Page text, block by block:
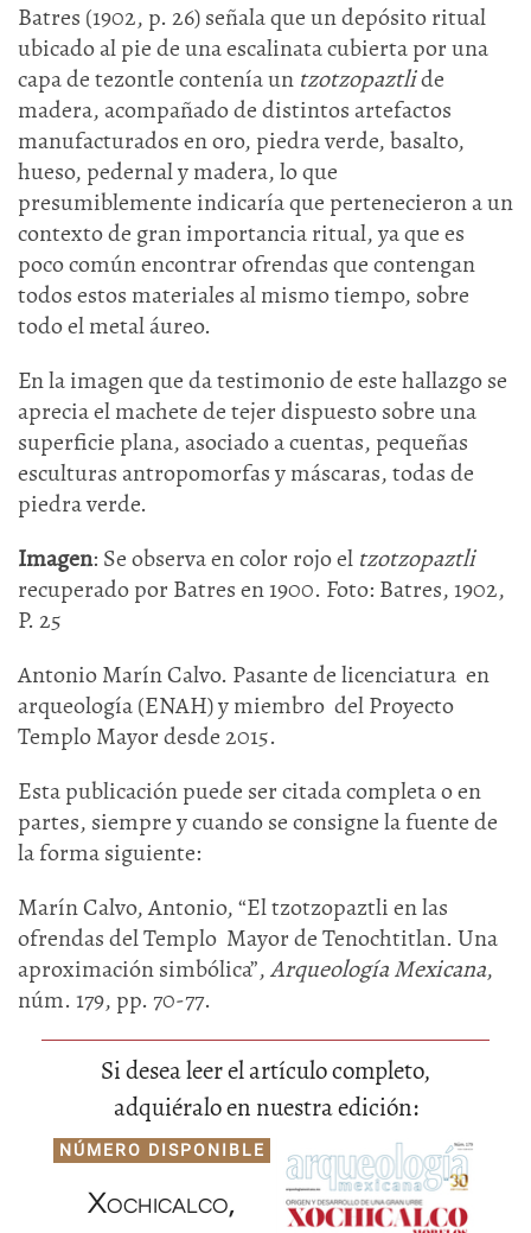
Batres (1902, p. 26) señala que un depósito ritual
ubicado al pie de una escalinata cubierta por una
capa de tezontle contenía un tzotzopaztlide
madera, acompañado de distintos artefactos
manufacturados en oro, piedra verde, basalto,
hueso, pedernal y madera, lo que
presumiblemente indicaría que pertenecieron a un
contexto de gran importancia ritual, ya que es
poco común encontrar ofrendas que contengan
todos estos materiales al mismo tiempo, sobre
todo el metal áureo.
En la imagen que da testimonio de este hallazgo se
aprecia el machete de tejer dispuesto sobre una
superficie plana, asociado a cuentas, pequeñas
esculturas antropomorfas y máscaras, todas de
piedra verde.
Imagen: Se observa en color rojo el tzotzopaztli
recuperado por Batres en 1900. Foto: Batres, 1902,
P. 25
Antonio Marín Calvo. Pasante de licenciatura en
arqueología (ENAH) y miembro del Proyecto
Templo Mayor desde 2015.
Esta publicación puede ser citada completa o en
partes, siempre y cuando se consigne la fuente de
la forma siguiente:
Marín Calvo, Antonio, “El tzotzopaztli en las
ofrendas del Templo Mayor de Tenochtitlan. Una
aproximación simbólica”,Arqueología Mexicana,
núm. 179, pp. 70-77.
Si desea leer el artículo completo,
adquiéralo en nuestra edición:
NÚMERO DISPONIBLE
Xochicalco,